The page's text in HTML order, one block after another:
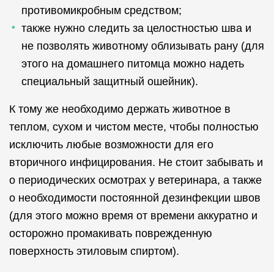
противомикробным средством;
также нужно следить за целостностью шва и
не позволять животному облизывать рану (для
этого на домашнего питомца можно надеть
специальный защитный ошейник).
К тому же необходимо держать животное в
теплом, сухом и чистом месте, чтобы полностью
исключить любые возможности для его
вторичного инфицирования. Не стоит забывать и
о периодических осмотрах у ветеринара, а также
о необходимости постоянной дезинфекции швов
(для этого можно время от времени аккуратно и
осторожно промакивать поврежденную
поверхность этиловым спиртом).